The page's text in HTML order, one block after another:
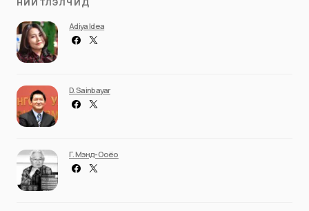
НИЙТЛЭЛЧИД
Adiya Idea
D. Sainbayar
Г. Мэнд-Ооёо